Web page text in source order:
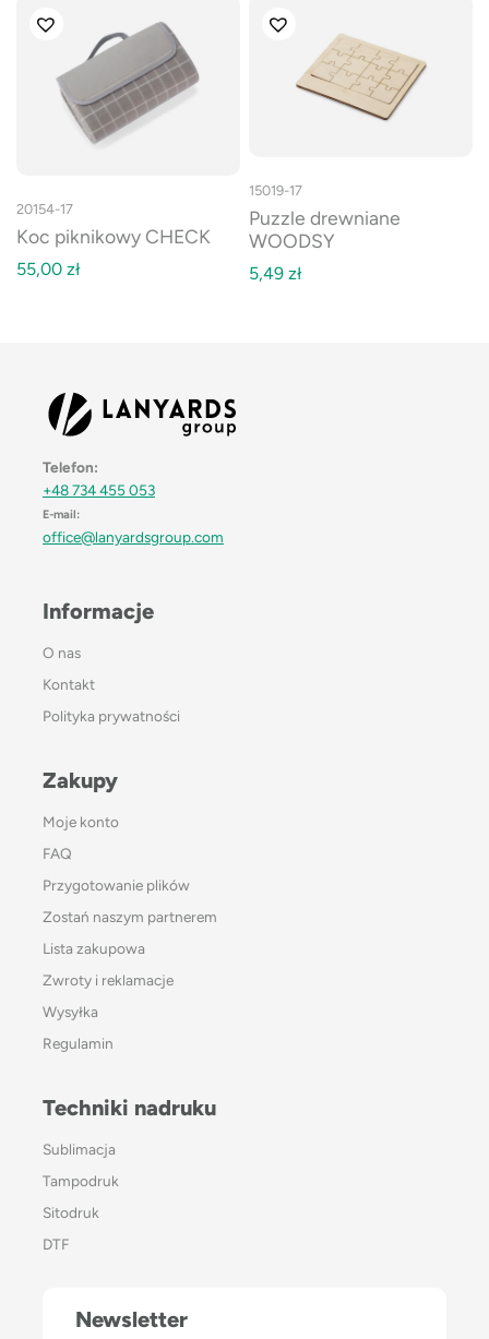
20154-17
Koc piknikowy CHECK
55,00 zł
15019-17
Puzzle drewniane
WOODSY
5,49 zł
Telefon:
+48 734 455 053
E-mail:
office@lanyardsgroup.com
Informacje
O nas
Kontakt
Polityka prywatności
Zakupy
Moje konto
FAQ
Przygotowanie plików
Zostań naszym partnerem
Lista zakupowa
Zwroty i reklamacje
Wysyłka
Regulamin
Techniki nadruku
Sublimacja
Tampodruk
Sitodruk
DTF
Newsletter